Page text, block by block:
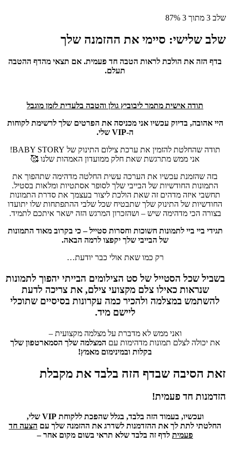
שלב 3 מתוך 3 87%
שלב שלישי: סיימי את ההזמנה שלך
בדף הזה את הולכת לראות הטבה חד פעמית. אם תצאי מהדף ההטבה
תעלם.
תודה אישית מתמר ליבוביץ גולן והטבה בלעדית לזמן מוגבל
היי אהובה, בדיוק עכשיו אני מכניסה את הפרטים שלך לרשימת לקוחות
ה-VIP שלי.
תודה שהחלטת להזמין את ערכת צילום התינוק של BABY STORY!
אני ממש מתרגשת שאת חלק ממועדון האמהות שלנו 🥰
בזה שהזמנת עכשיו את הערכה עשית החלטה מדהימה שתהפוך את
התמונות החודשיות של הבייבי שלך לסופר אסתטיות ומלאות בסטיל.
תחשבי איזה מדהים זה שאת הולכת ליצור בעצמך את סדרת התמונות
החודשיות של התינוק שלך שתבטיח שכל שלבי ההתפתחות שלו יתועדו
בצורה הכי מדהימה שיש – ושהזכרון המרגש הזה ישאר איתכם לתמיד.
תגידי ביי ביי לתמונות חשוכות וחסרות סטייל – כי בקרוב מאוד התמונות
של הבייבי שלך יקפצו לרמה הבאה.
רק כמו שאת אולי כבר יודעת…
בשביל שכל הסטייל של סט הצילומים הבייתי יהפוך לתמונות
שנראות כאילו צלם מקצועי צילם, את צריכה לדעת
להשתמש במצלמה ולהכיר כמה עקרונות בסיסיים שתוכלי
ליישם מיד.
ואני ממש לא מדברת על מצלמה מקצועית –
את יכולה לצלם תמונות מדהימות עם המצלמה שלך הסמארטפון שלך
בקלות ובמינימום מאמץ!
זאת הסיבה שבדף הזה בלבד את מקבלת
הזדמנות חד פעמית!
ועכשיו, בעמוד הזה בלבד, בגלל שהפכת ללקוחת VIP שלי,
החלטתי לתת לך את ההזדמנות לשדרג את ההזמנה שלך עם הצעה חד
פעמית לדף זה בלבד שלא תראי בשום מקום אחר–